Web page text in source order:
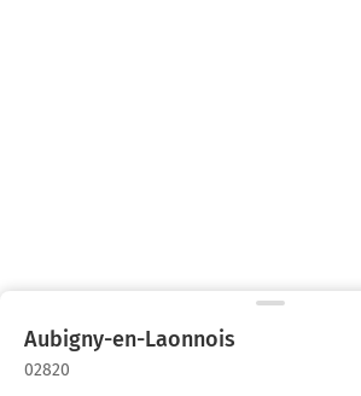
Aubigny-en-Laonnois
02820